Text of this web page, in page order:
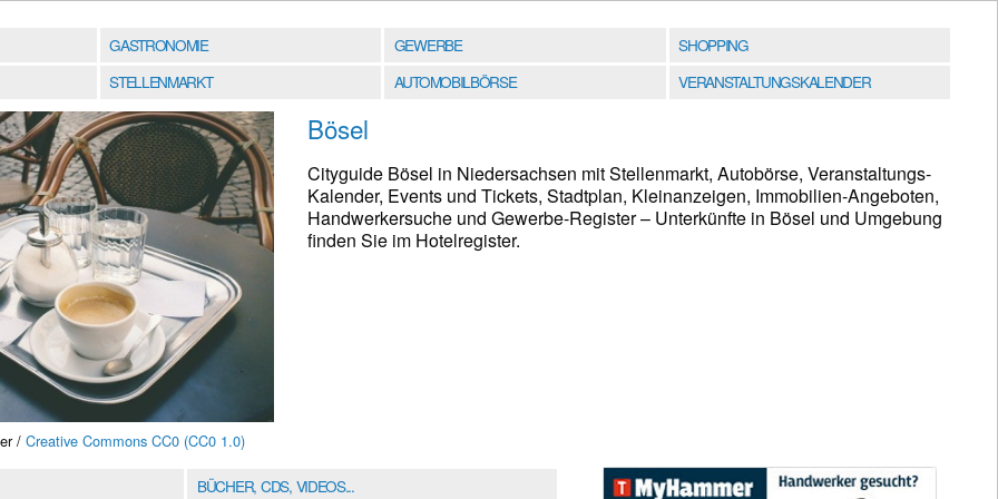
GASTRONOMIE GEWERBE
SHOPPING
STELLENMARKT
AUTOMOBILBÖRSE VERANSTALTUNGSKALENDER
/ Creative Commons CC0 (CC0 1.0)
Bösel
Cityguide Bösel in Niedersachsen mit Stellenmarkt, Autobörse, Veranstaltungs-
Kalender, Events und Tickets, Stadtplan, Kleinanzeigen, Immobilien-Angeboten,
Handwerkersuche und Gewerbe-Register – Unterkünfte in Bösel und Umgebung
finden Sie im Hotelregister.
BÜCHER, CDS, VIDEOS...